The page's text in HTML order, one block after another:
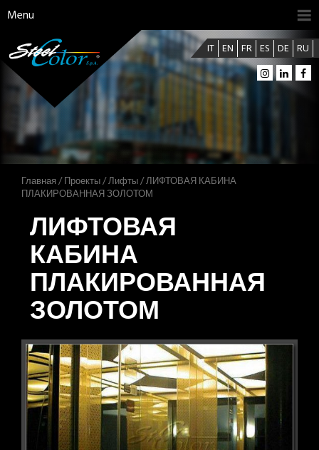
Menu
IT EN FR ES DE RU
Главная /Проекты/Лифты/ ЛИФТОВАЯ КАБИНА
ПЛАКИРОВАННАЯ ЗОЛОТОМ
ЛИФТОВАЯ
КАБИНА
ПЛАКИРОВАННАЯ
ЗОЛОТОМ